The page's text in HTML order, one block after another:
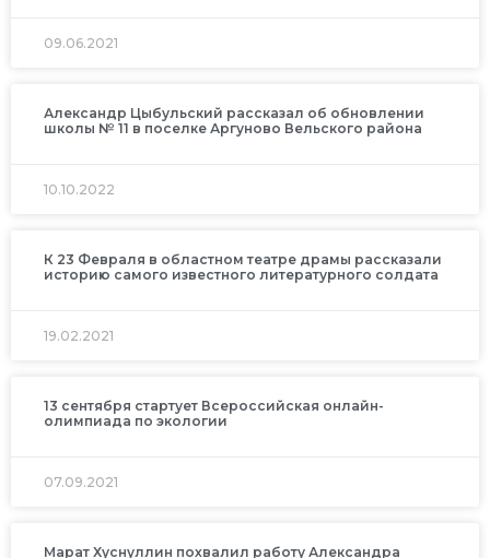
09.06.2021
Александр Цыбульский рассказал об обновлении
школы № 11 в поселке Аргуново Вельского района
10.10.2022
К 23 Февраля в областном театре драмы рассказали
историю самого известного литературного солдата
19.02.2021
13 сентября стартует Всероссийская онлайн-
олимпиада по экологии
07.09.2021
Марат Хуснуллин похвалил работу Александра